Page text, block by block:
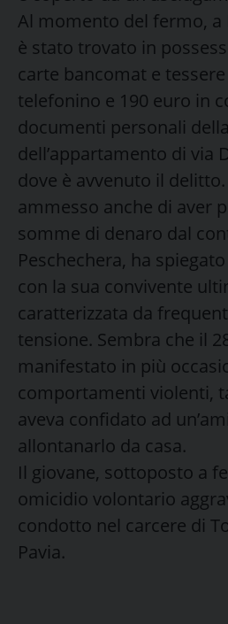
Al momento del fermo, a
è stato trovato in
carte bancomat e
telefonino e 190 euro in
documenti personali
dell’appartamento di via
dove è avvenuto il
ammesso anche di aver
somme di denaro dal
Peschechera, ha
con la sua convivente
caratterizzata da
tensione. Sembra che il
manifestato in più
comportamenti violenti,
aveva confidato ad
allontanarlo da casa.
Il giovane, sottoposto a
omicidio volontario
condotto nel carcere di
Pavia.